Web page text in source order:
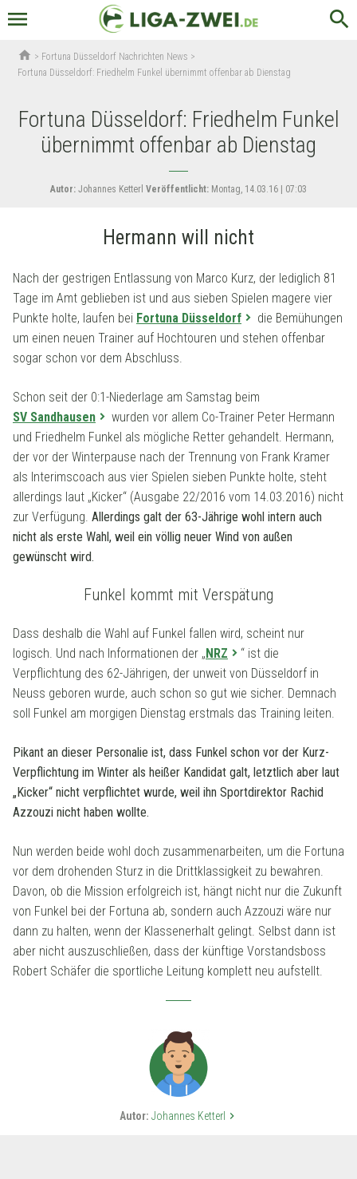
menu search
home > Fortuna Düsseldorf Nachrichten News >
Fortuna Düsseldorf: Friedhelm Funkel übernimmt offenbar ab Dienstag
Fortuna Düsseldorf: Friedhelm Funkel
übernimmt offenbar ab Dienstag
Autor: Johannes Ketterl Veröffentlicht: Montag, 14.03.16 | 07:03
Hermann will nicht
Nach der gestrigen Entlassung von Marco Kurz, der lediglich 81
Tage im Amt geblieben ist und aus sieben Spielen magere vier
Punkte holte, laufen bei Fortuna Düsseldorf
die Bemühungen
um einen neuen Trainer auf Hochtouren und stehen offenbar
sogar schon vor dem Abschluss.
Schon seit der 0:1-Niederlage am Samstag beim
SV Sandhausen
wurden vor allem Co-Trainer Peter Hermann
und Friedhelm Funkel als mögliche Retter gehandelt. Hermann,
der vor der Winterpause nach der Trennung von Frank Kramer
als Interimscoach aus vier Spielen sieben Punkte holte, steht
allerdings laut „Kicker“ (Ausgabe 22/2016 vom 14.03.2016) nicht
zur Verfügung. Allerdings galt der 63-Jährige wohl intern auch
nicht als erste Wahl, weil ein völlig neuer Wind von außen
gewünscht wird.
Funkel kommt mit Verspätung
Dass deshalb die Wahl auf Funkel fallen wird, scheint nur
logisch. Und nach Informationen der „NRZ
“ ist die
Verpflichtung des 62-Jährigen, der unweit von Düsseldorf in
Neuss geboren wurde, auch schon so gut wie sicher. Demnach
soll Funkel am morgigen Dienstag erstmals das Training leiten.
Pikant an dieser Personalie ist, dass Funkel schon vor der Kurz-
Verpflichtung im Winter als heißer Kandidat galt, letztlich aber laut
„Kicker“ nicht verpflichtet wurde, weil ihn Sportdirektor Rachid
Azzouzi nicht haben wollte.
Nun werden beide wohl doch zusammenarbeiten, um die Fortuna
vor dem drohenden Sturz in die Drittklassigkeit zu bewahren.
Davon, ob die Mission erfolgreich ist, hängt nicht nur die Zukunft
von Funkel bei der Fortuna ab, sondern auch Azzouzi wäre nur
dann zu halten, wenn der Klassenerhalt gelingt. Selbst dann ist
aber nicht auszuschließen, dass der künftige Vorstandsboss
Robert Schäfer die sportliche Leitung komplett neu aufstellt.
Autor: Johannes Ketterl keyboard_arrow_right